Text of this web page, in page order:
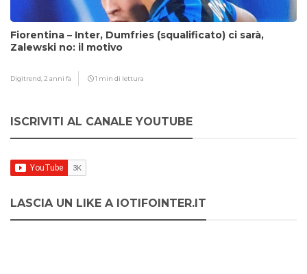
Fiorentina – Inter, Dumfries (squalificato) ci sarà,
Zalewski no: il motivo
Digitrend, 2 anni fa 1 min di lettura
ISCRIVITI AL CANALE YOUTUBE
LASCIA UN LIKE A IOTIFOINTER.IT